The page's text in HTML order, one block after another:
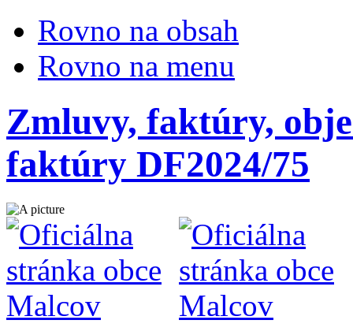
Rovno na obsah
Rovno na menu
Zmluvy, faktúry,
faktúry DF2024/75